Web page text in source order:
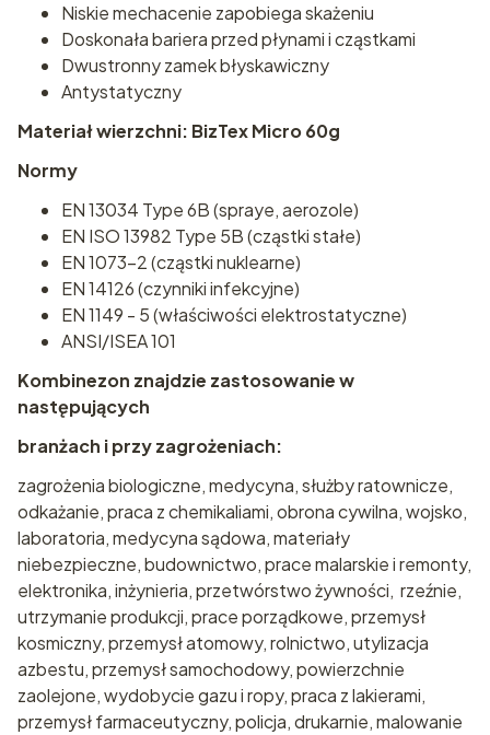
Niskie mechacenie zapobiega skażeniu
Doskonała bariera przed płynami i cząstkami
Dwustronny zamek błyskawiczny
Antystatyczny
Materiał wierzchni: BizTex Micro 60g
Normy
EN 13034 Type 6B (spraye, aerozole)
EN ISO 13982 Type 5B (cząstki stałe)
EN 1073-2 (cząstki nuklearne)
EN 14126 (czynniki infekcyjne)
EN 1149 - 5 (właściwości elektrostatyczne)
ANSI/ISEA 101
Kombinezon znajdzie zastosowanie w
następujących
branżach i przy zagrożeniach:
zagrożenia biologiczne, medycyna, służby ratownicze,
odkażanie, praca z chemikaliami, obrona cywilna, wojsko,
laboratoria, medycyna sądowa, materiały
niebezpieczne, budownictwo, prace malarskie i remonty,
elektronika, inżynieria, przetwórstwo żywności, rzeźnie,
utrzymanie produkcji, prace porządkowe, przemysł
kosmiczny, przemysł atomowy, rolnictwo, utylizacja
azbestu, przemysł samochodowy, powierzchnie
zaolejone, wydobycie gazu i ropy, praca z lakierami,
przemysł farmaceutyczny, policja, drukarnie, malowanie